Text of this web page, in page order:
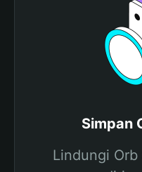
Simpan
Lindungi